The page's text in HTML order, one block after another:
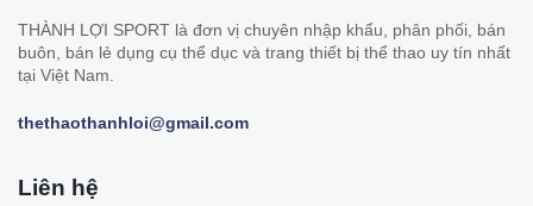
THÀNH LỢI SPORT là đơn vị chuyên nhập khẩu, phân phối, bán
buôn, bán lẻ dụng cụ thể dục và trang thiết bị thể thao uy tín nhất
tại Việt Nam.
thethaothanhloi@gmail.com
Liên hệ